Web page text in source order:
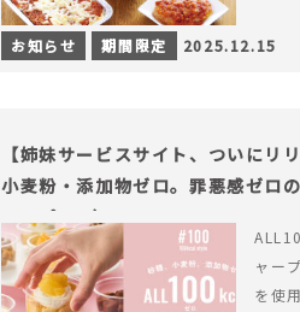
お知らせ 期間限定 2025.12.15
【姉妹サービスサイト、ついに
小麦粉・添加物ゼロ。罪悪感ゼロ
ャープ100）』
ャー
を使